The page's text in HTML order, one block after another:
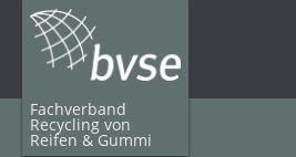
Fachverband
Recycling von
Reifen & Gummi